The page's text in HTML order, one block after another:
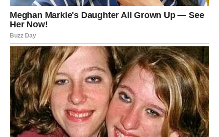
mir – počinje da dobija stvaran oblik.
VAGA – ravnoteža se vraća,
ali kroz iznenadni preokret
Vaga je dugo osećala da daje više nego što dobija. Da voli
više nego što je voljena. Da se trudi više nego što je
primećena.
Četvrtak donosi neočekivan obrt. Neko se vraća. Neko